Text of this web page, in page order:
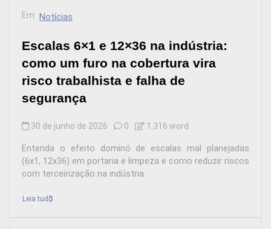
Em Notícias
Escalas 6×1 e 12×36 na indústria:
como um furo na cobertura vira
risco trabalhista e falha de
segurança
30 de junho de 2026 0 1.316 word
Entenda o efeito dominó de escalas mal planejadas
(6x1, 12x36) em portaria e limpeza e como reduzir riscos
com terceirização na indústria.
Leia tudo